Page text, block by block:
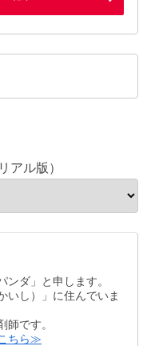
アル版）
ンダ」と申します。
いし）」に住んでいま
師です。
ちら≫